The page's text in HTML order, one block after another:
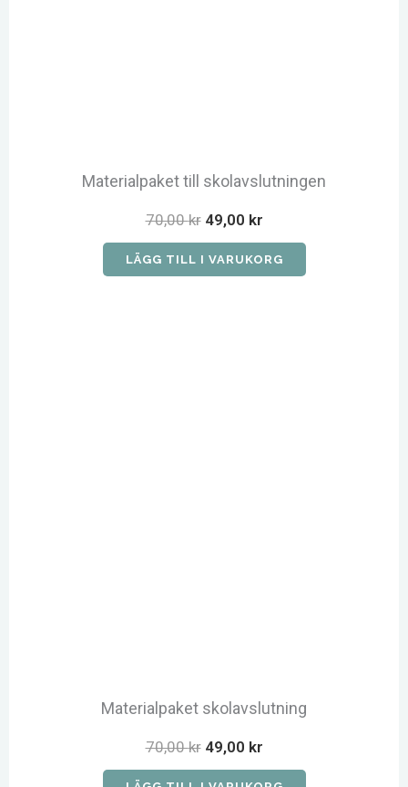
Materialpaket till skolavslutningen
70,00kr Det
ursprungliga
priset
var:
49,00 krDet
nuvarande
priset
är:
LÄGG TILL I VARUKORG
Materialpaket skolavslutning
70,00kr Det
ursprungliga
49,00 krDet
nuvarande